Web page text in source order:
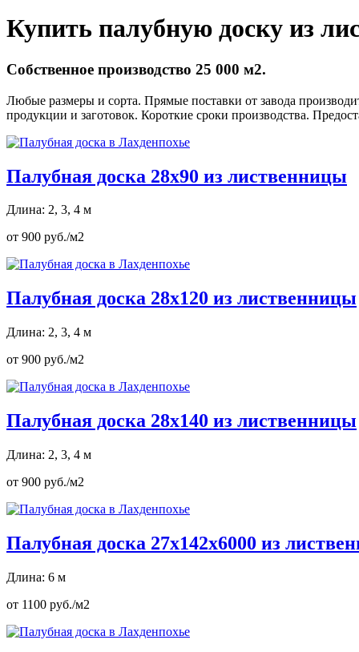
Купить палубную доску из
Собственное производство 25 000 м2.
Любые размеры и сорта. Прямые поставки от завода
продукции и заготовок. Короткие сроки производства.
Палубная доска 28х90 из лиственницы
Длина: 2, 3, 4 м
от 900 руб./м2
Палубная доска 28х120 из лиственницы
Длина: 2, 3, 4 м
от 900 руб./м2
Палубная доска 28х140 из лиственницы
Длина: 2, 3, 4 м
от 900 руб./м2
Палубная доска 27х142х6000 из
Длина: 6 м
от 1100 руб./м2